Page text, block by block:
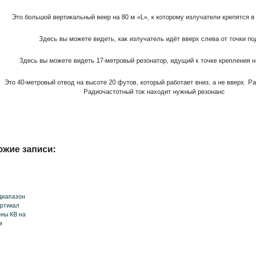
Это большой вертикальный веер на 80 м «L», к которому излучатели крепятся в
Здесь вы можете видеть, как излучатель идёт вверх слева от точки
Здесь вы можете видеть 17-метровый резонатор, идущий к точке крепления
Это 40-метровый отвод на высоте 20 футов, который работает вниз, а не вверх.
Радиочастотный ток находит нужный резонанс
записи:
КВ на